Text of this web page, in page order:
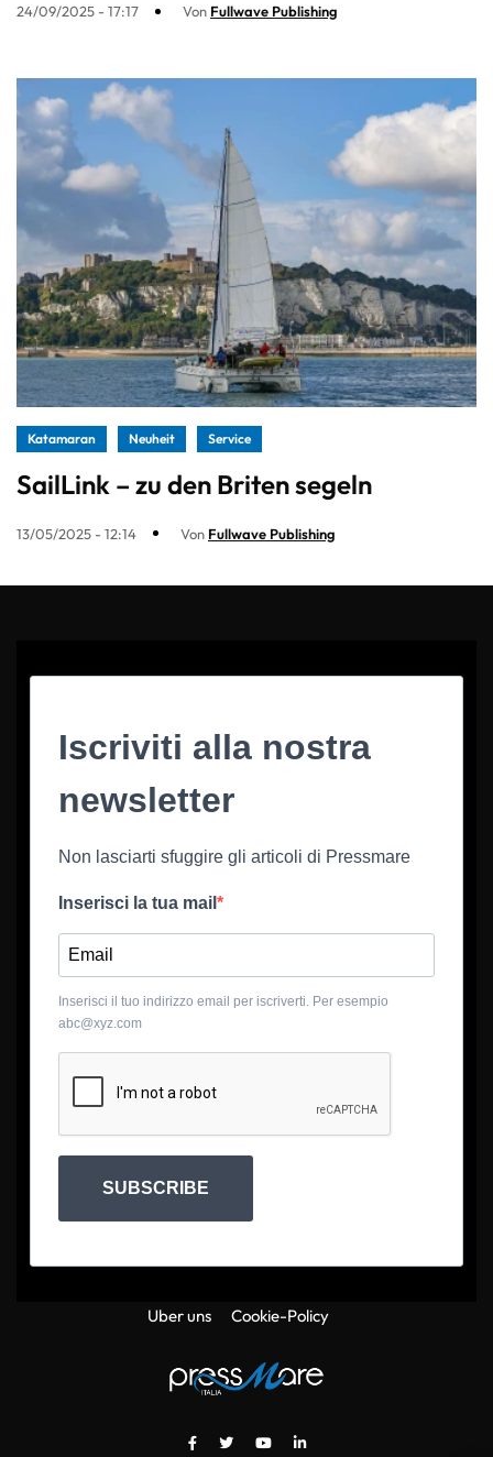
24/09/2025 - 17:17 Von Fullwave Publishing
Katamaran Neuheit Service
SailLink – zu den Briten segeln
13/05/2025 - 12:14 Von Fullwave Publishing
Iscriviti alla nostra
newsletter
Non lasciarti sfuggire gli articoli di Pressmare
Inserisci la tua mail
Inserisci il tuo indirizzo email per iscriverti. Per esempio
abc@xyz.com
SUBSCRIBE
Uber uns Cookie-Policy